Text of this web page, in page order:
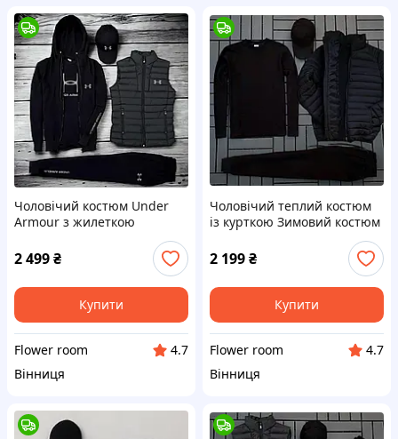
Чоловічий костюм Under
Armour з жилеткою
Спортивний костюм Андер
Армор-зипка штани
жилетка футболка кепка
2 499₴
Купити
Flower room
4.7
Вінниця
Чоловічий теплий костюм
із курткою Зимовий костюм
світшот штани кепка куртка
2 199₴
Купити
Flower room
4.7
Вінниця